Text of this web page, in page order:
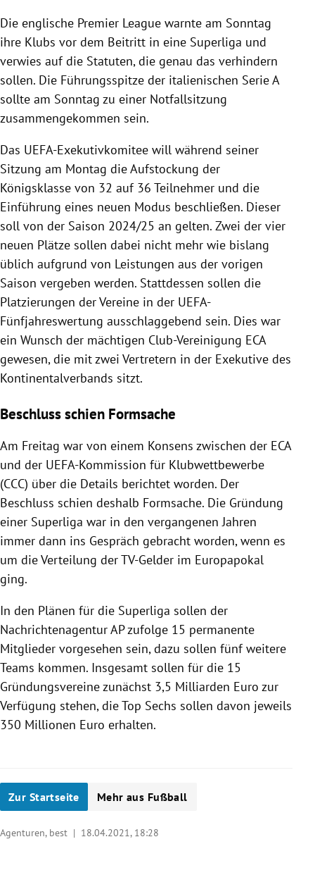
Die englische Premier League warnte am Sonntag
ihre Klubs vor dem Beitritt in eine Superliga und
verwies auf die Statuten, die genau das verhindern
sollen. Die Führungsspitze der italienischen Serie A
sollte am Sonntag zu einer Notfallsitzung
zusammengekommen sein.
Das UEFA-Exekutivkomitee will während seiner
Sitzung am Montag die Aufstockung der
Königsklasse von 32 auf 36 Teilnehmer und die
Einführung eines neuen Modus beschließen. Dieser
soll von der Saison 2024/25 an gelten. Zwei der vier
neuen Plätze sollen dabei nicht mehr wie bislang
üblich aufgrund von Leistungen aus der vorigen
Saison vergeben werden. Stattdessen sollen die
Platzierungen der Vereine in der UEFA-
Fünfjahreswertung ausschlaggebend sein. Dies war
ein Wunsch der mächtigen Club-Vereinigung ECA
gewesen, die mit zwei Vertretern in der Exekutive des
Kontinentalverbands sitzt.
Beschluss schien Formsache
Am Freitag war von einem Konsens zwischen der ECA
und der UEFA-Kommission für Klubwettbewerbe
(CCC) über die Details berichtet worden. Der
Beschluss schien deshalb Formsache. Die Gründung
einer Superliga war in den vergangenen Jahren
immer dann ins Gespräch gebracht worden, wenn es
um die Verteilung der TV-Gelder im Europapokal
ging.
In den Plänen für die Superliga sollen der
Nachrichtenagentur AP zufolge 15 permanente
Mitglieder vorgesehen sein, dazu sollen fünf weitere
Teams kommen. Insgesamt sollen für die 15
Gründungsvereine zunächst 3,5 Milliarden Euro zur
Verfügung stehen, die Top Sechs sollen davon jeweils
350 Millionen Euro erhalten.
Zur Startseite Mehr aus Fußball
Agenturen, best | 18.04.2021, 18:28